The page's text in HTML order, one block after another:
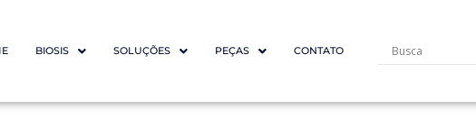
BIOSIS SOLUÇÕES PEÇAS CONTATO